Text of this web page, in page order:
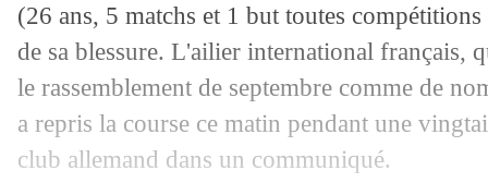
(26 ans, 5 matchs et 1 but toutes
de sa blessure. L'ailier international français,
le rassemblement de septembre comme de
a repris la course ce matin pendant une
club allemand dans un communiqué.
20/09 Barça : M. Braithwaite - "j'avais le
20/09 Portugal: Rafa Silva arrête la
20/09 Euro 2024: la Russie exclue du